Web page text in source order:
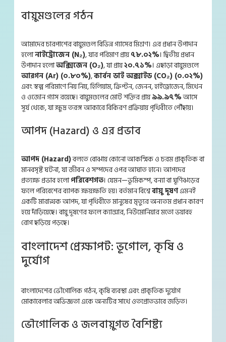
বায়ুমণ্ডলের গঠন
আমাদের চারপাশের বায়ুমণ্ডল বিভিন্ন গ্যাসের মিশ্রণ। এর প্রধান উপাদান
হলোনাইট্রোজেন (N₂), যার পরিমাণ প্রায়৭৮.০২%। দ্বিতীয় প্রধান
উপাদান হলোঅক্সিজেন (O₂), যা প্রায়২০.৭১%। এছাড়া বায়ুমণ্ডলে
আরগন (Ar) (০.৮০%),কার্বন ডাই অক্সাইড (CO₂) (০.০২%)
এবং স্বল্প পরিমাণে নিয় নিয়, হিলিয়াম, ক্রিপ্টন, জেনন, হাইড্রোজেন, মিথেন
ও ওজোন গ্যাস রয়েছে। বায়ুমণ্ডলের মোট শক্তির প্রায়৯৯.৯৭%আসে
সূর্য থেকে, যা ক্ষুদ্র তরঙ্গ আকারে বিকিরণ প্রক্রিয়ায় পৃথিবীতে পৌঁছায়।
আপদ (Hazard) ও এর প্রভাব
আপদ (Hazard)বলতে বোঝায় কোনো আকস্মিক ও চরম প্রাকৃতিক বা
মানবসৃষ্ট ঘটনা, যা জীবন ও সম্পদের ওপর আঘাত হানে। আপদের
প্রত্যক্ষ প্রভাব হলোপরিবেশগত। যেমন—ভূমিকম্প, বন্যা বা ঘূর্ণিঝড়ের
ফলে পরিবেশের ব্যাপক ক্ষয়ক্ষতি হয়। বর্তমান বিশ্বেবায়ু দূষণএমনই
একটি মারাত্মক আপদ, যা পৃথিবীতে মানুষের মৃত্যুর অন্যতম প্রধান কারণ
হয়ে দাঁড়িয়েছে। বায়ু দূষণের ফলে ক্যান্সার, নিউমোনিয়ার মতো ভয়াবহ
রোগ ছড়িয়ে পড়ছে।
বাংলাদেশ প্রেক্ষাপট: ভূগোল, কৃষি ও
দুর্যোগ
বাংলাদেশের ভৌগোলিক গঠন, কৃষি ব্যবস্থা এবং প্রাকৃতিক দুর্যোগ
মোকাবেলার অভিজ্ঞতা একে অন্যটির সাথে ওতপ্রোতভাবে জড়িত।
ভৌগোলিক ও জলবায়ুগত বৈশিষ্ট্য